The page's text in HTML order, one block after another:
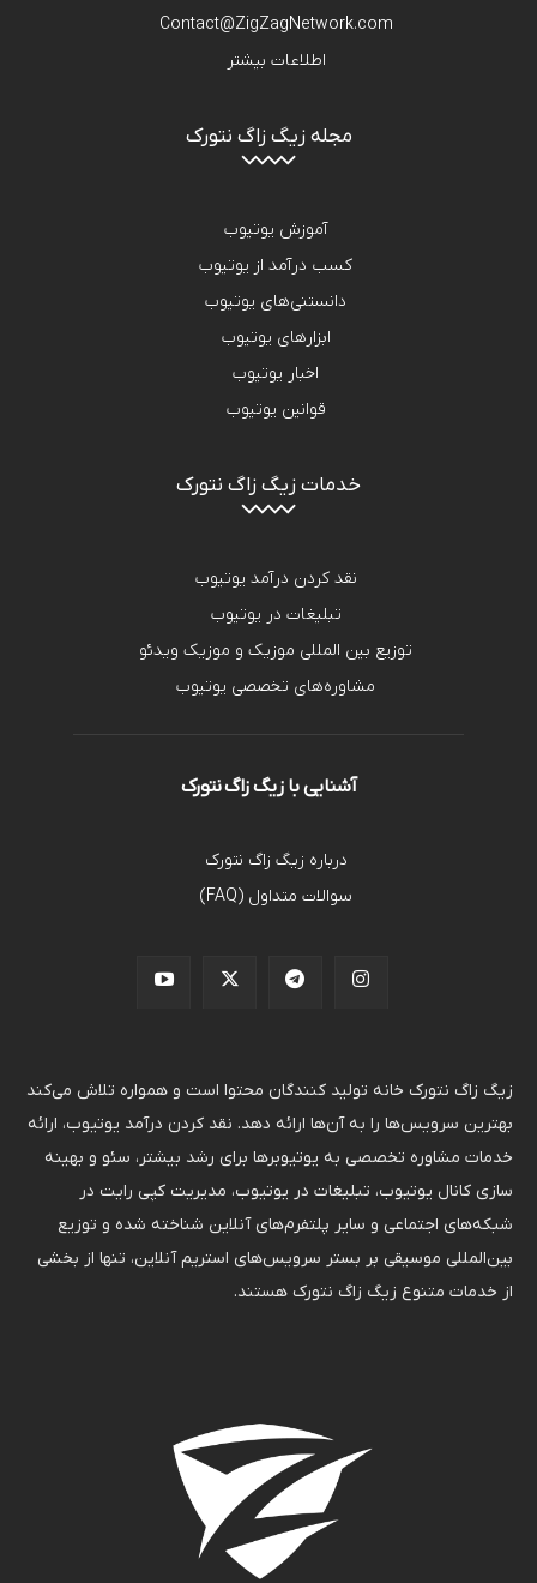
Contact@ZigZagNetwork.com
اطلاعات بیشتر
مجله زیگ زاگ نتورک
آموزش یوتیوب
کسب درآمد از یوتیوب
دانستنی‌های یوتیوب
ابزارهای یوتیوب
اخبار یوتیوب
قوانین یوتیوب
خدمات زیگ زاگ نتورک
نقد کردن درآمد یوتیوب
تبلیغات در یوتیوب
توزیع بین المللی موزیک و موزیک ویدئو
مشاوره‌های تخصصی یوتیوب
آشنایی با زیگ زاگ نتورک
درباره زیگ زاگ نتورک
سوالات متداول (FAQ)
زیگ زاگ نتورک خانه تولید کنندگان محتوا است و همواره تلاش می‌کند
بهترین سرویس‌ها را به آن‌ها ارائه دهد. نقد کردن درآمد یوتیوب، ارائه
خدمات مشاوره تخصصی به یوتیوبرها برای رشد بیشتر، سئو و بهینه
سازی کانال یوتیوب، تبلیغات در یوتیوب، مدیریت کپی رایت در
شبکه‌های اجتماعی و سایر پلتفرم‌های آنلاین شناخته شده و توزیع
بین‌المللی موسیقی بر بستر سرویس‌های استریم آنلاین، تنها از بخشی
از خدمات متنوع زیگ زاگ نتورک هستند.